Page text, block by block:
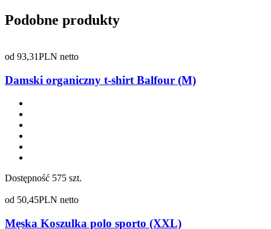
Podobne produkty
od 93,31PLN netto
Damski organiczny t-shirt Balfour (M)
Dostępność 575 szt.
od 50,45PLN netto
Męska Koszulka polo sporto (XXL)